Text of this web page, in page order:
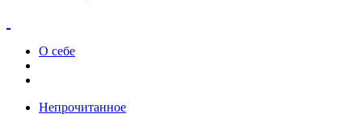
О себе
Непрочитанное